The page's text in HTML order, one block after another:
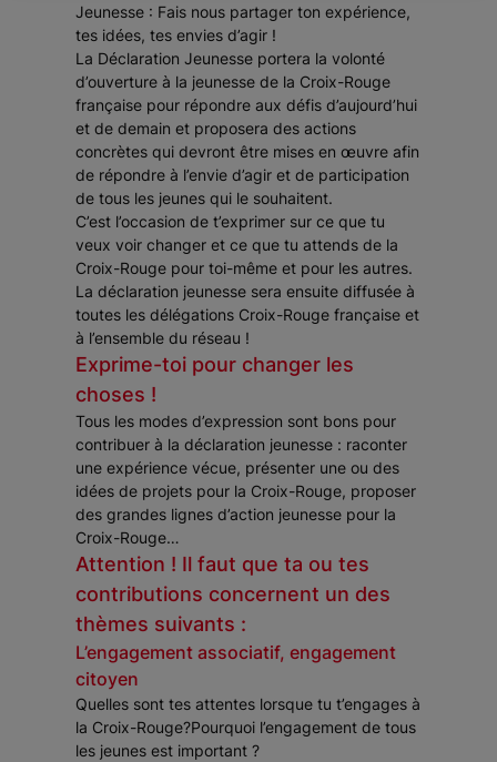
Jeunesse : Fais nous partager ton expérience,
tes idées, tes envies d’agir !
La Déclaration Jeunesse portera la volonté
d’ouverture à la jeunesse de la Croix-Rouge
française pour répondre aux défis d’aujourd’hui
et de demain et proposera des actions
concrètes qui devront être mises en œuvre afin
de répondre à l’envie d’agir et de participation
de tous les jeunes qui le souhaitent.
C’est l’occasion de t’exprimer sur ce que tu
veux voir changer et ce que tu attends de la
Croix-Rouge pour toi-même et pour les autres.
La déclaration jeunesse sera ensuite diffusée à
toutes les délégations Croix-Rouge française et
à l’ensemble du réseau !
Exprime-toi pour changer les
choses !
Tous les modes d’expression sont bons pour
contribuer à la déclaration jeunesse : raconter
une expérience vécue, présenter une ou des
idées de projets pour la Croix-Rouge, proposer
des grandes lignes d’action jeunesse pour la
Croix-Rouge…
Attention ! Il faut que ta ou tes
contributions concernent un des
thèmes suivants :
L’engagement associatif, engagement
citoyen
Quelles sont tes attentes lorsque tu t’engages à
la Croix-Rouge?Pourquoi l’engagement de tous
les jeunes est important ?